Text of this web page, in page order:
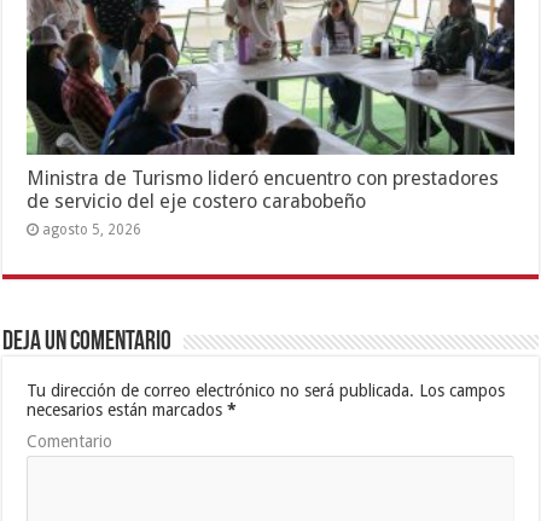
Ministra de Turismo lideró encuentro con prestadores
de servicio del eje costero carabobeño
agosto 5, 2026
Deja un comentario
Tu dirección de correo electrónico no será publicada. Los campos
necesarios están marcados*
Comentario